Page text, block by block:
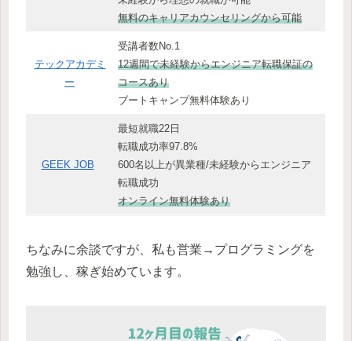
無料のキャリアカウンセリングから可能
テックアカデミ
ー
受講者数No.1
12週間で未経験からエンジニア転職保証の
コースあり
ブートキャンプ無料体験あり
GEEK JOB
最短就職22日
転職成功率97.8%
600名以上が異業種/未経験からエンジニア
転職成功
オンライン無料体験あり
ちなみに余談ですが、私も営業→プログラミングを
勉強し、稼ぎ始めています。